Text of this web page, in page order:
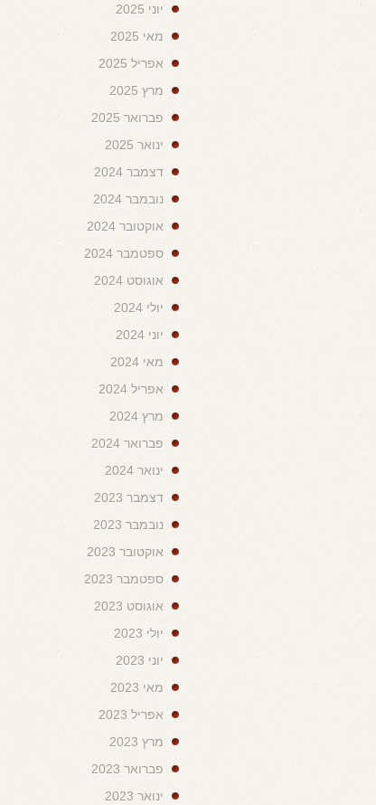
יוני 2025
מאי 2025
אפריל 2025
מרץ 2025
פברואר 2025
ינואר 2025
דצמבר 2024
נובמבר 2024
אוקטובר 2024
ספטמבר 2024
אוגוסט 2024
יולי 2024
יוני 2024
מאי 2024
אפריל 2024
מרץ 2024
פברואר 2024
ינואר 2024
דצמבר 2023
נובמבר 2023
אוקטובר 2023
ספטמבר 2023
אוגוסט 2023
יולי 2023
יוני 2023
מאי 2023
אפריל 2023
מרץ 2023
פברואר 2023
ינואר 2023